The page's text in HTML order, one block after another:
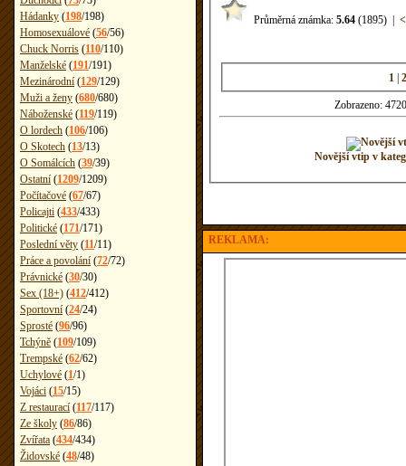
Hádanky (198/198)
Homosexuálové (56/56)
Chuck Norris (110/110)
Manželské (191/191)
Mezinárodní (129/129)
Muži a ženy (680/680)
Náboženské (119/119)
O lordech (106/106)
O Skotech (13/13)
O Somálcích (39/39)
Ostatní (1209/1209)
Počítačové (67/67)
Policajti (433/433)
Politické (171/171)
Poslední věty (11/11)
Práce a povolání (72/72)
Právnické (30/30)
Sex (18+) (412/412)
Sportovní (24/24)
Sprosté (96/96)
Tchýně (109/109)
Trempské (62/62)
Uchylové (1/1)
Vojáci (15/15)
Z restaurací (117/117)
Ze školy (86/86)
Zvířata (434/434)
Židovské (48/48)
Průměrná známka: 5.64 (1895) <
1 |
Zobrazeno:
Novější vtip v
REKLAMA: